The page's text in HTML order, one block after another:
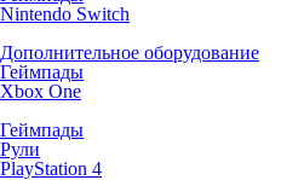
Nintendo Switch
Дополнительное оборудование
Геймпады
Xbox One
Геймпады
Рули
PlayStation 4